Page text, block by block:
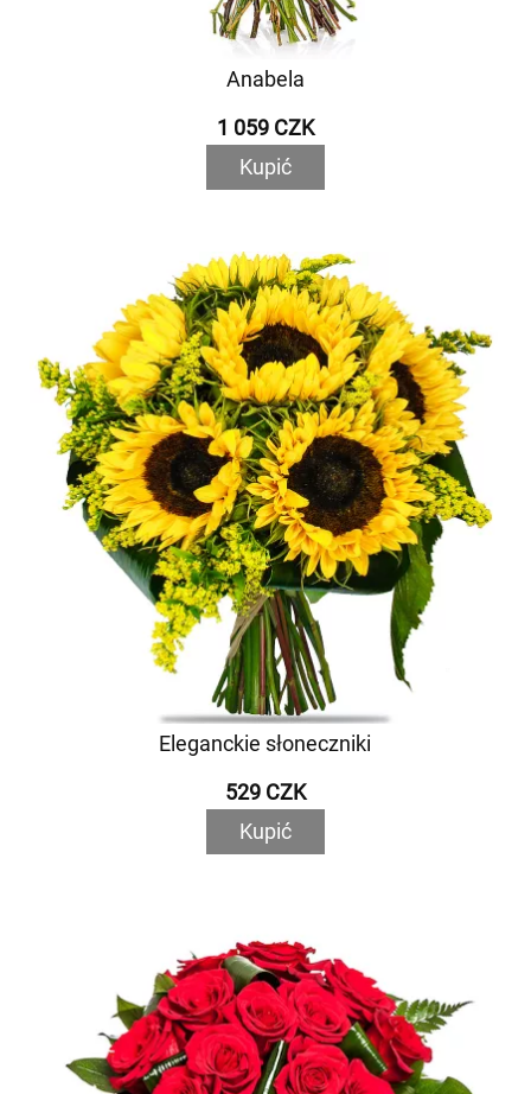
Anabela
1 059 CZK
Kupić
Eleganckie słoneczniki
529 CZK
Kupić